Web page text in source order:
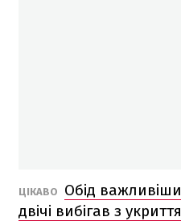
ЦІКАВО
Обід
двічі вибігав з